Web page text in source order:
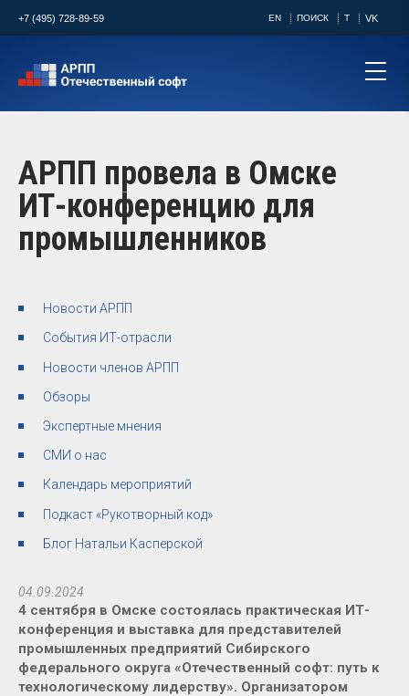
+7 (495) 728-89-59 EN ПОИСК T VK
АРПП провела в Омске
ИТ-конференцию для
промышленников
Новости АРПП
События ИТ-отрасли
Новости членов АРПП
Обзоры
Экспертные мнения
СМИ о нас
Календарь мероприятий
Подкаст «Рукотворный код»
Блог Натальи Касперской
04.09.2024
4 сентября в Омске состоялась практическая ИТ-
конференция и выставка для представителей
промышленных предприятий Сибирского
федерального округа «Отечественный софт: путь к
технологическому лидерству». Организатором